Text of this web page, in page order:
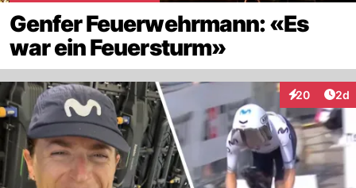
Genfer Feuerwehrmann: «Es
war ein Feuersturm»
20
Interaktionen
2d